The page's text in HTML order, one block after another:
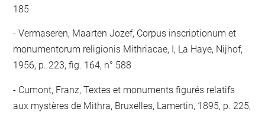
185
Vermaseren, Maarten Jozef, Corpus inscriptionum et
monumentorum religionis Mithriacae, I, La Haye, Nijhof,
1956, p. 223, fig. 164, n° 588
Cumont, Franz, Textes et monuments figurés relatifs
aux mystères de Mithra, Bruxelles, Lamertin, 1895, p. 225,